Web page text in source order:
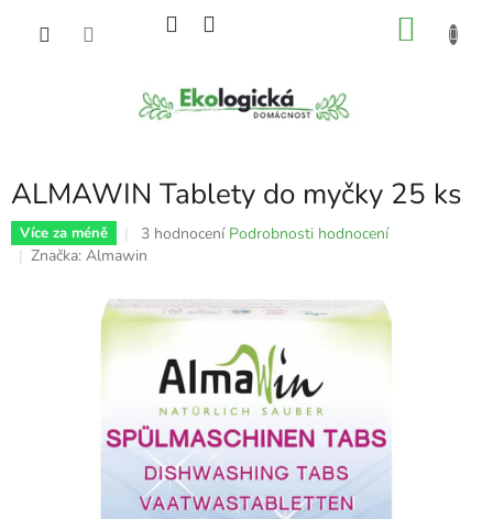
ALMAWIN Tablety do myčky 25 ks
Více za méně
Průměrné
hodnocení
je
5,0
z
hvězdiček.
3 hodnocení Podrobnosti hodnocení
Značka: Almawin